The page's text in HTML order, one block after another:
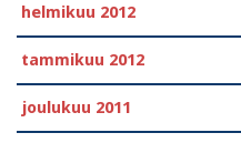
helmikuu 2012
tammikuu 2012
joulukuu 2011